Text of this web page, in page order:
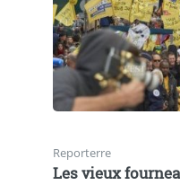
Reporterre
Les vieux